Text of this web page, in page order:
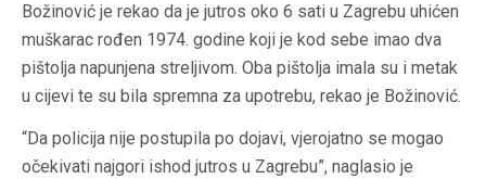
Božinović je rekao da je jutros oko 6 sati u Zagrebu uhićen
muškarac rođen 1974. godine koji je kod sebe imao dva
pištolja napunjena streljivom. Oba pištolja imala su i metak
u cijevi te su bila spremna za upotrebu, rekao je Božinović.
“Da policija nije postupila po dojavi, vjerojatno se mogao
očekivati najgori ishod jutros u Zagrebu”, naglasio je